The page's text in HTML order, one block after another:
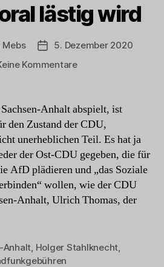
lästig wird
Beitragsdatum
5. Dezember 2020
Kommentarezu
lästig
wird
Anhalt abspielt, ist
den Zustand der CDU,
unerheblichen Teil. Es hat ja
der Ost-CDU gegeben, die für
AfD plädieren und „das Soziale
wollen, wie der CDU
Anhalt, Ulrich Thomas, der
Anhalt, Holger Stahlknecht,